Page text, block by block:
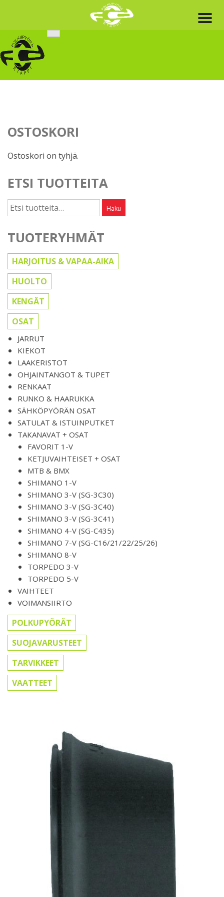
content
OSTOSKORI
Ostoskori on tyhjä.
ETSI TUOTTEITA
Etsi: Haku
TUOTERYHMÄT
HARJOITUS & VAPAA-AIKA
HUOLTO
KENGÄT
OSAT
JARRUT
KIEKOT
LAAKERISTOT
OHJAINTANGOT & TUPET
RENKAAT
RUNKO & HAARUKKA
SÄHKÖPYÖRÄN OSAT
SATULAT & ISTUINPUTKET
TAKANAVAT + OSAT
FAVORIT 1-V
KETJUVAIHTEISET + OSAT
MTB & BMX
SHIMANO 1-V
SHIMANO 3-V (SG-3C30)
SHIMANO 3-V (SG-3C40)
SHIMANO 3-V (SG-3C41)
SHIMANO 4-V (SG-C435)
SHIMANO 7-V (SG-C16/21/22/25/26)
SHIMANO 8-V
TORPEDO 3-V
TORPEDO 5-V
VAIHTEET
VOIMANSIIRTO
POLKUPYÖRÄT
SUOJAVARUSTEET
TARVIKKEET
VAATTEET